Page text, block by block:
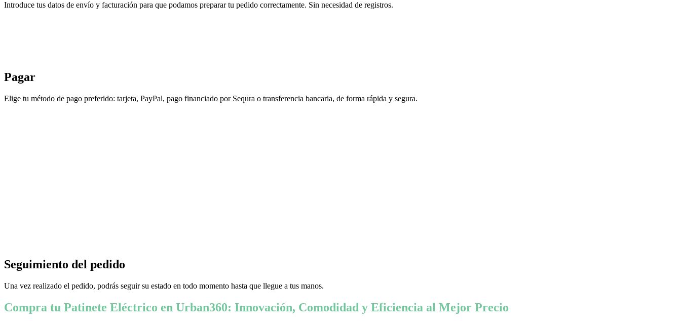
Introduce tus datos de envío y facturación para que podamos preparar tu pedido correctamente. Sin necesidad de registros.
Pagar
Elige tu método de pago preferido: tarjeta, PayPal, pago financiado por Sequra o transferencia bancaria, de forma rápida y segura.
Seguimiento del pedido
Una vez realizado el pedido, podrás seguir su estado en todo momento hasta que llegue a tus manos.
Compra tu Patinete Eléctrico en Urban360: Innovación, Comodidad y Eficiencia al Mejor Precio